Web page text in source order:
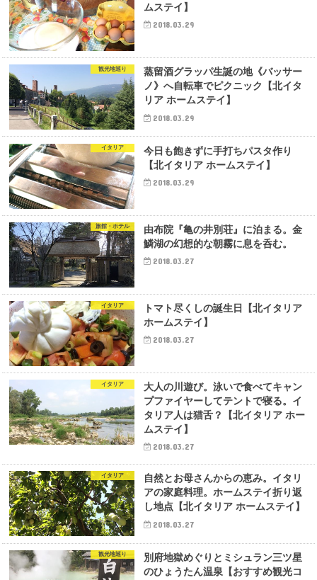
ムステイ】
2018.03.29
観光地巡り
蒸留酒グラッパ生誕の地《バッサー
ノ》へ自転車でピクニック【北イタ
リア ホームステイ】
2018.03.29
イタリア
今日も飽きずに手打ちパスタ作り
【北イタリア ホームステイ】
2018.03.29
旅館・ホテル
由布院『亀の井別荘』に泊まる。金
鱗湖の幻想的な朝霧に息を呑む。
2018.03.27
イタリア
トマト尽くしの誕生日【北イタリア
ホームステイ】
2018.03.27
イタリア
大人の川遊び。泳いで食べてキャン
プファイヤーしてテントで寝る。イ
タリア人は猫舌？【北イタリア ホー
ムステイ】
2018.03.27
イタリア
自然とお母さんからの恵み。イタリ
アの家庭料理。ホームステイ折り返
し地点【北イタリア ホームステイ】
2018.03.27
観光地巡り
別府地獄めぐりとミシュラン三ツ星
のひょうたん温泉【おすすめ観光コ